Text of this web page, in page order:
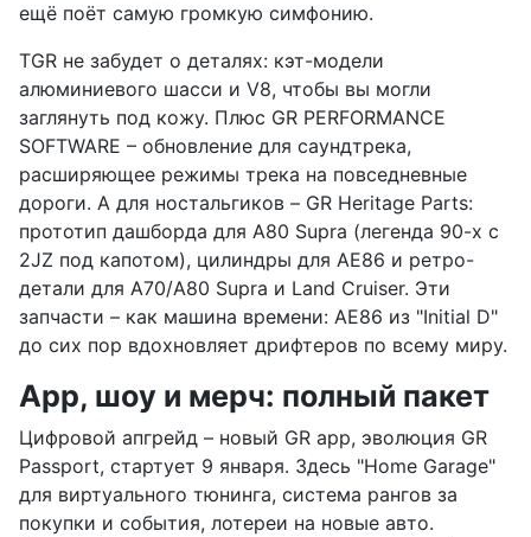
ещё поёт самую громкую симфонию.
TGR не забудет о деталях: кэт-модели
алюминиевого шасси и V8, чтобы вы могли
заглянуть под кожу. Плюс GR PERFORMANCE
SOFTWARE – обновление для саундтрека,
расширяющее режимы трека на повседневные
дороги. А для ностальгиков – GR Heritage Parts:
прототип дашборда для A80 Supra (легенда 90-х с
2JZ под капотом), цилиндры для AE86 и ретро-
детали для A70/A80 Supra и Land Cruiser. Эти
запчасти – как машина времени: AE86 из "Initial D"
до сих пор вдохновляет дрифтеров по всему миру.
App, шоу и мерч: полный пакет
Цифровой апгрейд – новый GR app, эволюция GR
Passport, стартует 9 января. Здесь "Home Garage"
для виртуального тюнинга, система рангов за
покупки и события, лотереи на новые авто.